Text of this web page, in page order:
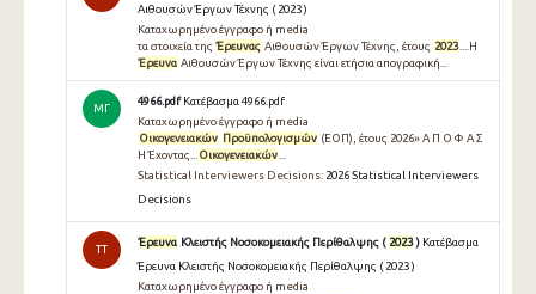
Αιθουσών Έργων Τέχνης ( 2023 )
Καταχωρημένο έγγραφο ή media
τα στοιχεία της Έρευνας Αιθουσών Έργων Τέχνης, έτους 2023....Η
Έρευνα Αιθουσών Έργων Τέχνης είναι ετήσια απογραφική...
ΜΓ
4966.pdf Κατέβασμα 4966.pdf
Καταχωρημένο έγγραφο ή media
Οικογενειακών Προϋπολογισμών (ΕΟΠ), έτους 2026» Α Π Ο Φ Α Σ
Η Έχοντας... Οικογενειακών...
Statistical Interviewers Decisions: 2026 Statistical Interviewers
Decisions
TT
Έρευνα Κλειστής Νοσοκομειακής Περίθαλψης ( 2023) Κατέβασμα
Έρευνα Κλειστής Νοσοκομειακής Περίθαλψης ( 2023 )
Καταχωρημένο έγγραφο ή media